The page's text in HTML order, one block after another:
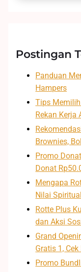
Postingan
Panduan
Hampers
Tips
Rekan Kerja
Brownies,
Promo
Donat
Mengapa
Nilai
Rotte Plus
dan Aksi
Grand
Gratis 1,
Promo